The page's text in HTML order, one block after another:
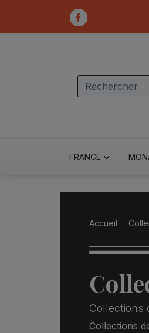
FRANCE
Accueil
Collections
Collections